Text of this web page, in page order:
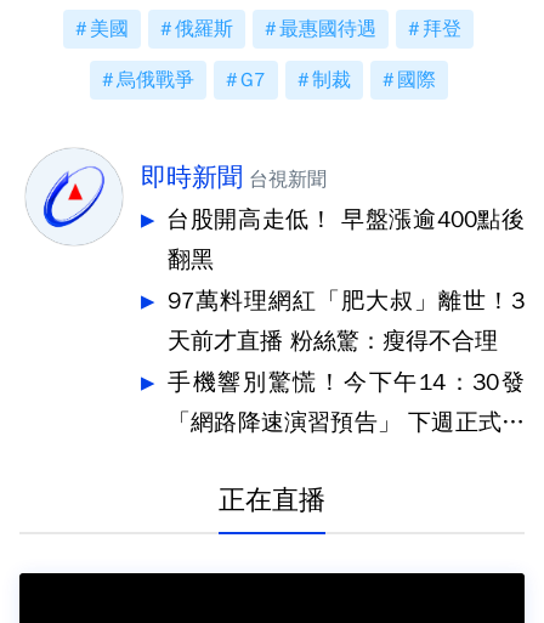
美國 俄羅斯 最惠國待遇 拜登
烏俄戰爭 G7 制裁 國際
即時新聞 台視新聞
台股開高走低！ 早盤漲逾400點後
翻黑
97萬料理網紅「肥大叔」離世！3
天前才直播 粉絲驚：瘦得不合理
手機響別驚慌！今下午14：30發
「網路降速演習預告」 下週正式登
正在直播